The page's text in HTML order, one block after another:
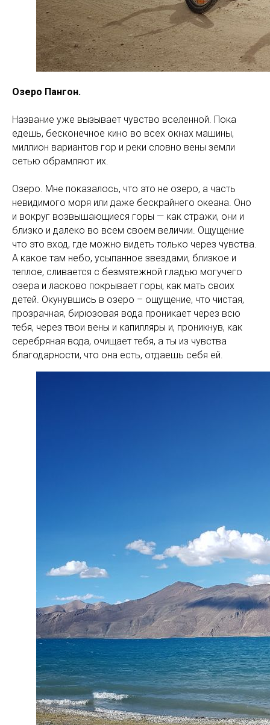
Озеро Пангон.
Название уже вызывает чувство вселенной. Пока
едешь, бесконечное кино во всех окнах машины,
миллион вариантов гор и реки словно вены земли
сетью обрамляют их.
Озеро. Мне показалось, что это не озеро, а часть
невидимого моря или даже бескрайнего океана. Оно
и вокруг возвышающиеся горы — как стражи, они и
близко и далеко во всем своем величии. Ощущение
что это вход, где можно видеть только через чувства.
А какое там небо, усыпанное звездами, близкое и
теплое, сливается с безмятежной гладью могучего
озера и ласково покрывает горы, как мать своих
детей. Окунувшись в озеро – ощущение, что чистая,
прозрачная, бирюзовая вода проникает через всю
тебя, через твои вены и капилляры и, проникнув, как
серебряная вода, очищает тебя, а ты из чувства
благодарности, что она есть, отдаешь себя ей.